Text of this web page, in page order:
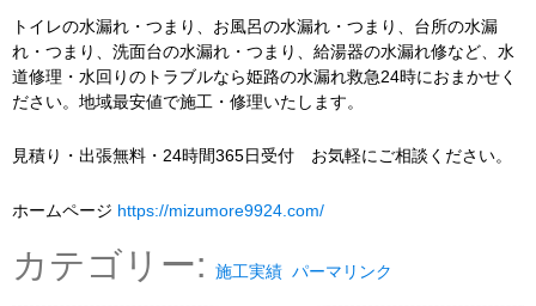
トイレの水漏れ・つまり、お風呂の水漏れ・つまり、台所の水漏
れ・つまり、洗面台の水漏れ・つまり、給湯器の水漏れ修など、水
道修理・水回りのトラブルなら姫路の水漏れ救急24時におまかせく
ださい。地域最安値で施工・修理いたします。
見積り・出張無料・24時間365日受付 お気軽にご相談ください。
ホームページ https://mizumore9924.com/
カテゴリー: 施工実績 パーマリンク